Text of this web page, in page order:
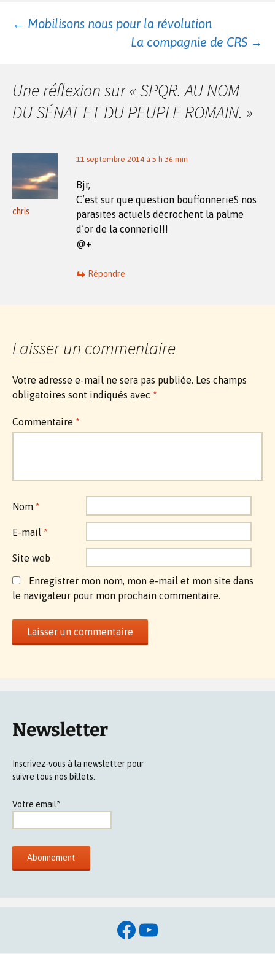
Navigation
articles
← Mobilisons nous pour la révolution
La compagnie de CRS →
Une réflexion sur «SPQR. AU NOM
DU SÉNAT ET DU PEUPLE ROMAIN. »
chris
11 septembre 2014 à 5 h 36 min
Bjr,
C’est sur que question bouffonnerieS nos
parasites actuels décrochent la palme
d’or de la connerie!!!
@+
Répondre
Laisser un commentaire
Votre adresse e-mail ne sera pas publiée. Les champs
obligatoires sont indiqués avec *
Commentaire *
Nom *
E-mail *
Site web
Enregistrer mon nom, mon e-mail et mon site dans
le navigateur pour mon prochain commentaire.
Newsletter
Inscrivez-vous à la newsletter pour
suivre tous nos billets.
Votre email*
Facebook
YouTube